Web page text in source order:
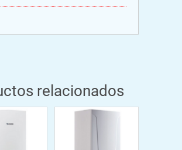
relacionados